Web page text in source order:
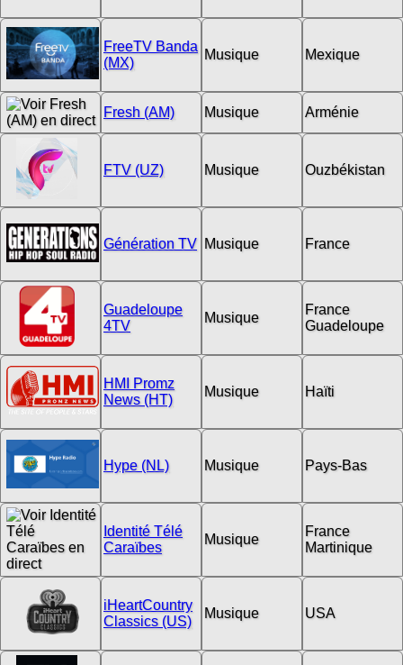
FreeTV Banda
(MX)
Musique Mexique
Fresh (AM) Musique Arménie
FTV (UZ) Musique Ouzbékistan
Génération TV Musique France
Guadeloupe
4TV
Musique
France
Guadeloupe
HMI Promz
News (HT)
Musique Haïti
Hype (NL) Musique Pays-Bas
Identité Télé
Caraïbes
Musique
France
Martinique
iHeartCountry
Classics (US)
Musique USA